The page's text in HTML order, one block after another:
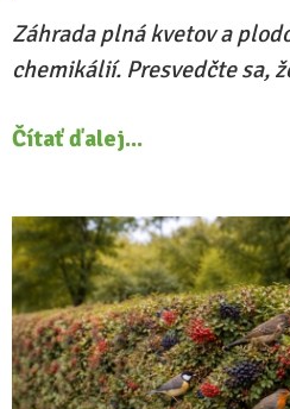
Záhrada plná kvetov a
chemikálií. Presvedčte sa,
Čítať ďalej...